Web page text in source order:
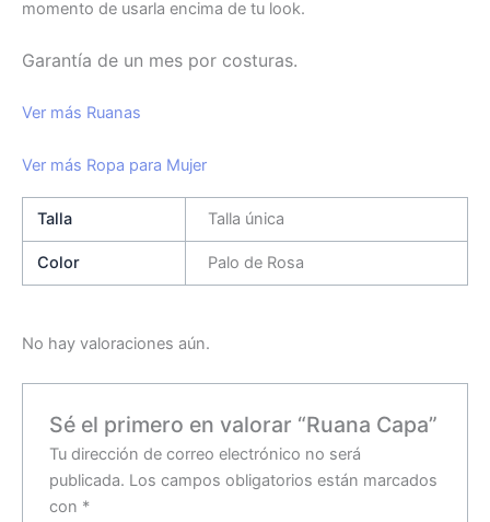
momento de usarla encima de tu look.
Garantía de un mes por costuras.
Ver más Ruanas
Ver más Ropa para Mujer
Talla Talla única
Color Palo de Rosa
No hay valoraciones aún.
Sé el primero en valorar “Ruana Capa”
Tu dirección de correo electrónico no será
publicada. Los campos obligatorios están marcados
con *